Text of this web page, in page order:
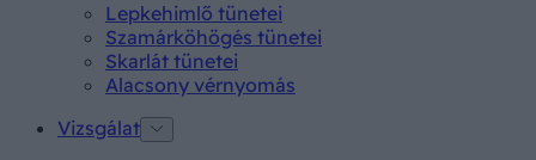
Lepkehimlő tünetei
Szamárköhögés tünetei
Skarlát tünetei
Alacsony vérnyomás
Vizsgálat